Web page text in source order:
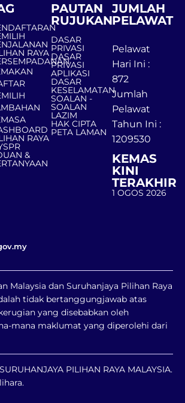
RAYA
RAYA
&
PAUTAN
RUJUKAN
DASAR
PRIVASI
DASAR
PRIVASI
APLIKASI
DASAR
KESELAMATAN
SOALAN -
SOALAN
LAZIM
HAK CIPTA
PETA LAMAN
JUMLAH
PELAWAT
Pelawat
Hari Ini :
872
Jumlah
Pelawat
Tahun Ini :
1209530
KEMAS
KINI
TERAKHIR
1 OGOS 2026
Malaysia dan Suruhanjaya Pilihan Raya
tidak bertanggungjawab atas
yang disebabkan oleh
mana maklumat yang diperolehi dari
PILIHAN RAYA MALAYSIA.